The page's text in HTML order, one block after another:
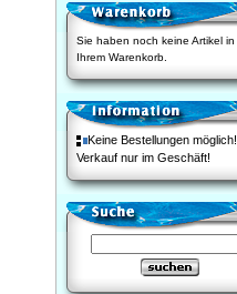
Sie haben noch keine Artikel in
Ihrem Warenkorb.
Keine Bestellungen möglich!
Verkauf nur im Geschäft!